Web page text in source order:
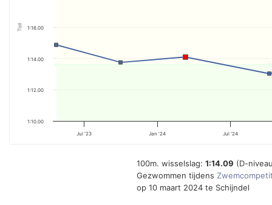
Tijd
Jan '24
Jul '23 Jul '24
1:10.00
1:12.00
1:14.00
1:16.00
100m. wisselslag: 1:14.09 (D-
Gezwommen tijdens
op 10 maart 2024 te Schijndel